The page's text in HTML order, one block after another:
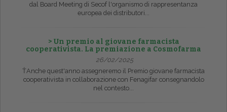
dal Board Meeting di Secof l'organismo di rappresentanza
europea dei distributori...
> Un premio al giovane farmacista
cooperativista. La premiazione a Cosmofarma
26/02/2025
ŤAnche quest'anno assegneremo il Premio giovane farmacista
cooperativista in collaborazione con Fenagifar consegnandolo
nel contesto...